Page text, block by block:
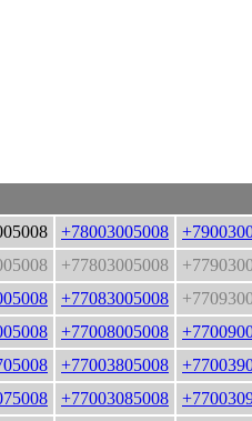
+78003005008
+77803005008
+77083005008
+77008005008
+77003805008
+77003085008